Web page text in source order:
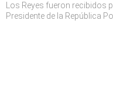
Los Reyes fueron recibidos
Presidente de la República